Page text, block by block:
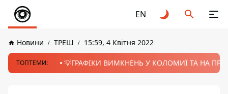
EN
Новини ТРЕШ 15:59, 4 Квітня 2022
ТОПТЕМИ: 💡ГРАФІКИ ВИМКНЕНЬ У КОЛОМИЇ ТА НА